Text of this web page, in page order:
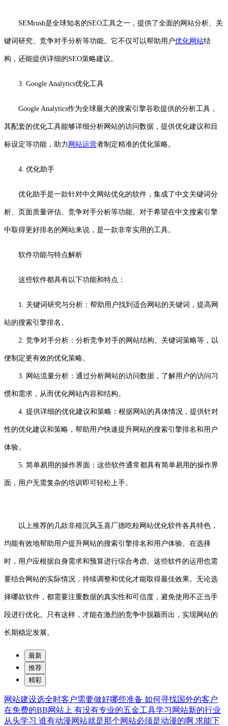
SEMrush是全球知名的SEO工具之一，提供了全面的网站分析、关
键词研究、竞争对手分析等功能。它不仅可以帮助用户优化网站结
构，还能提供详细的SEO策略建议。
3. Google Analytics优化工具
Google Analytics作为全球最大的搜索引擎谷歌提供的分析工具，
其配套的优化工具能够详细分析网站的访问数据，提供优化建议和目
标设定等功能，助力 网站运营者制定精准的优化策略。
4. 优化助手
优化助手是一款针对中文网站优化的软件，集成了中文关键词分
析、页面质量评估、竞争对手分析等功能。对于希望在中文搜索引擎
中取得更好排名的网站来说，是一款非常实用的工具。
软件功能与特点解析
这些软件都具有以下功能和特点：
1. 关键词研究与分析：帮助用户找到适合网站的关键词，提高网
站的搜索引擎排名。
2. 竞争对手分析：分析竞争对手的网站结构、关键词策略等，以
便制定更有效的优化策略。
3. 网站流量分析：通过分析网站的访问数据，了解用户的访问习
惯和需求，从而优化网站内容和结构。
4. 提供详细的优化建议和策略：根据网站的具体情况，提供针对
性的优化建议和策略，帮助用户快速提升网站的搜索引擎排名和用户
体验。
5. 简单易用的操作界面：这些软件通常都具有简单易用的操作界
面，用户无需复杂的培训即可轻松上手。
以上推荐的几款非殖沉风玉喜厂德吃粒网站优化软件各具特色，
均能有效地帮助用户提升网站的搜索引擎排名和用户体验。在选择
时，用户应根据自身需求和预算进行综合考虑。这些软件的运用也需
要结合网站的实际情况，持续调整和优化才能取得最佳效果。无论选
择哪款软件，都需要注重数据的真实性和可信度，避免使用不正当手
段进行优化。只有这样，才能在激烈的竞争中脱颖而出，实现网站的
长期稳定发展。
最新
推荐
精彩
网站建设选全时客户需要做好哪些准备 如何寻找国外的客户
在免费的BB网站上 有没有专业的五金工具学习网站新的行业
从头学习 谁有动漫网站就是那个网站必须是动漫的啊 求能下